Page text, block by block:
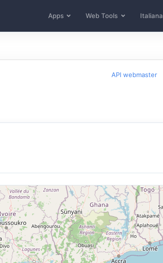
Apps Web Tools Italiana
API webmaster